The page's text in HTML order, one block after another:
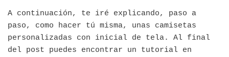
A continuación, te iré explicando, paso a
paso, como hacer tú misma, unas camisetas
personalizadas con inicial de tela. Al final
del post puedes encontrar un tutorial en